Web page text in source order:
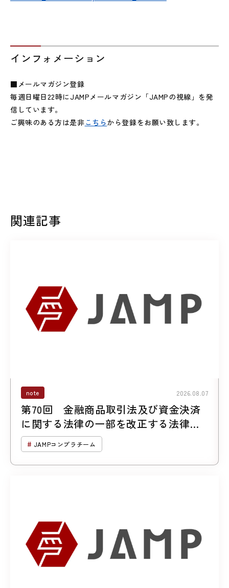
インフォメーション
■メールマガジン登録
毎週日曜日22時にJAMPメールマガジン「JAMPの視線」を発
信しています。
ご興味のある方は是非こちらから登録をお願い致します。
関連記事
note 2026.08.07
第70回 金融商品取引法及び資金決済
に関する法律の一部を改正する法律案
について （第２回「暗号資産に係る規
制の見直し」）
JAMPコンプラチーム